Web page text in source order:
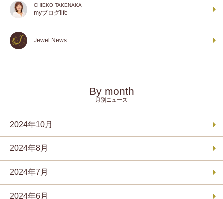
CHIEKO TAKENAKA
myブログlife
Jewel News
By month
月別ニュース
2024年10月
2024年8月
2024年7月
2024年6月